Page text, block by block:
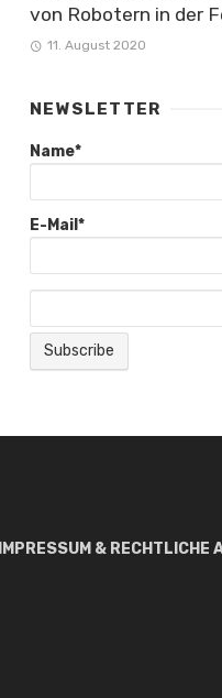
von Robotern in der
11. August 2020
NEWSLETTER
Name*
E-Mail*
& RECHTLICHE